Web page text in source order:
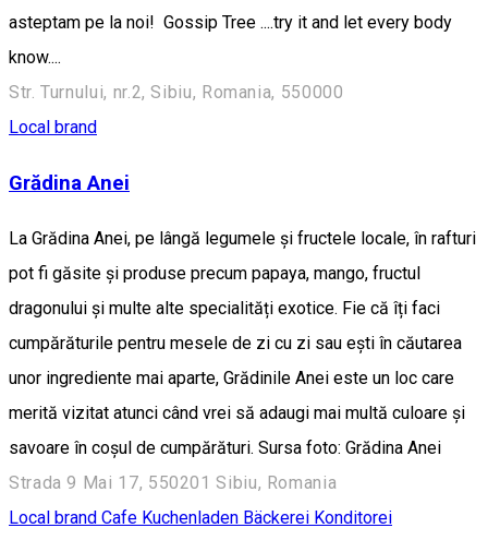
asteptam pe la noi! Gossip Tree ....try it and let every body
know....
Str. Turnului, nr.2, Sibiu, Romania, 550000
Local brand
Grădina Anei
La Grădina Anei, pe lângă legumele și fructele locale, în rafturi
pot fi găsite și produse precum papaya, mango, fructul
dragonului și multe alte specialități exotice. Fie că îți faci
cumpărăturile pentru mesele de zi cu zi sau ești în căutarea
unor ingrediente mai aparte, Grădinile Anei este un loc care
merită vizitat atunci când vrei să adaugi mai multă culoare și
savoare în coșul de cumpărături. Sursa foto: Grădina Anei
Strada 9 Mai 17, 550201 Sibiu, Romania
Local brand Cafe Kuchenladen Bäckerei Konditorei